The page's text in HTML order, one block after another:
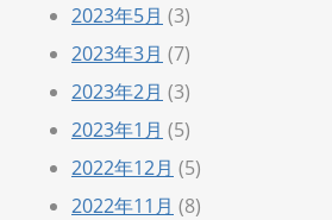
2023年5月 (3)
2023年3月 (7)
2023年2月 (3)
2023年1月 (5)
2022年12月 (5)
2022年11月 (8)